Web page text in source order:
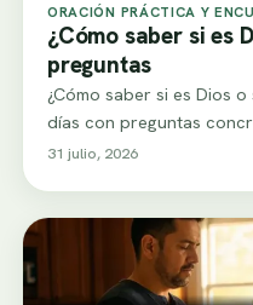
ORACIÓN PRÁCTICA Y
¿Cómo saber si es
preguntas
¿Cómo saber si es Dios
días con preguntas
31 julio, 2026